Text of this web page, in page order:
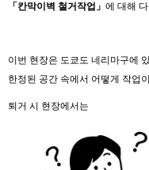
「칸막이벽 철거작업」 에 대해
이번 현장은 도쿄도 네리마구에
한정된 공간 속에서 어떻게 작업
퇴거 시 현장에서는